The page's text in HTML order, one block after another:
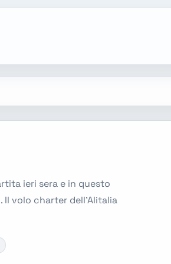
ieri sera e in questo
Il volo charter dell'Alitalia